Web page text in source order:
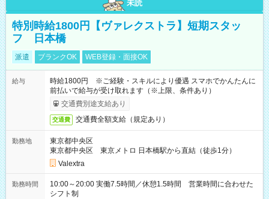
未読
特別時給1800円【ヴァレクストラ】短期スタッ
フ 日本橋
派遣 ブランクOK WEB登録・面接OK
給与
時給1800円 ※ご経験・スキルにより優遇 スマホでかんたんに
前払いで給与が受け取れます（※上限、条件あり）
交通費別途支給あり
交通費 交通費全額支給（規定あり）
勤務地
東京都中央区
東京都中央区 東京メトロ 日本橋駅から直結（徒歩1分）
Valextra
勤務時間
10:00～20:00 実働7.5時間／休憩1.5時間 営業時間に合わせた
シフト制